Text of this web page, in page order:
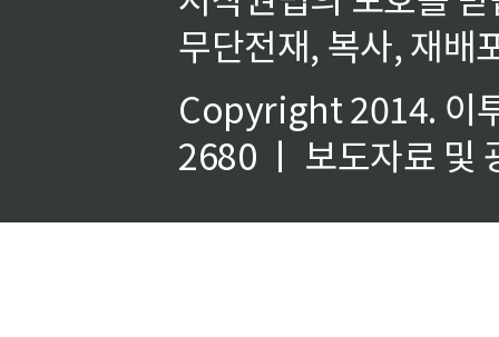
무단전재, 복사, 재배
Copyright 2014. 이
2680 ㅣ 보도자료